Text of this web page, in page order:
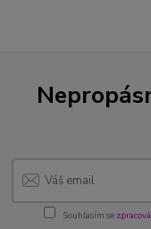
Souhlasím se